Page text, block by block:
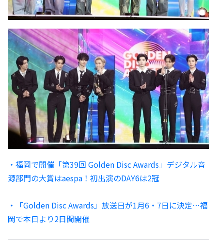
・福岡で開催「第39回 Golden Disc Awards」デジタル音
源部門の大賞はaespa！初出演のDAY6は2冠
・「Golden Disc Awards」放送日が1月6・7日に決定…福
岡で本日より2日間開催